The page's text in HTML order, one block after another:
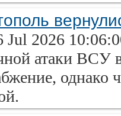
2026
атаки ВСУ
однако